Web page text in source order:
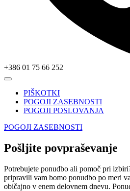
+386 01 75 66 252
PIŠKOTKI
POGOJI ZASEBNOSTI
POGOJI POSLOVANJA
POGOJI ZASEBNOSTI
Pošljite povpraševanje
Potrebujete ponudbo ali pomoč pri
pripravili vam bomo ponudbo po meri
običajno v enem delovnem dnevu.